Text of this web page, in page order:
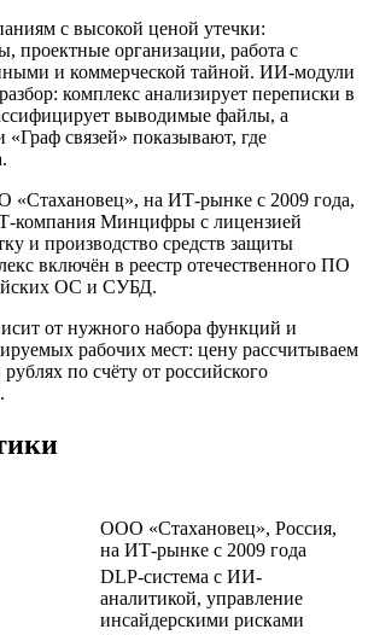
с высокой ценой утечки:
проектные организации, работа с
и коммерческой тайной. ИИ-модули
комплекс анализирует переписки в
выводимые файлы, а
«Граф связей» показывают, где
на ИТ-рынке с 2009 года,
компания Минцифры с лицензией
и производство средств защиты
включён в реестр отечественного ПО
ОС и СУБД.
от нужного набора функций и
рабочих мест: цену рассчитываем
рублях по счёту от российского
ООО «Стахановец», Россия,
на ИТ-рынке с 2009 года
DLP-система с ИИ-
аналитикой, управление
инсайдерскими рисками